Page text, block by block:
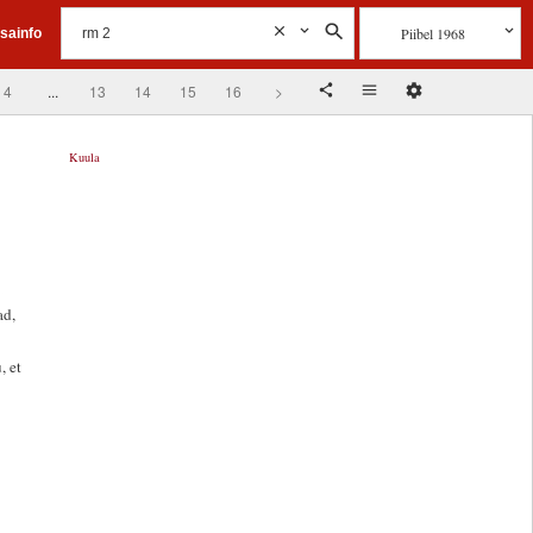
Piibel 1968
4 ... 13 14 15 16 >
Kuula
et